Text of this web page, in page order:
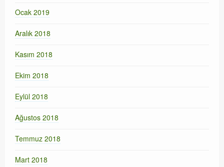
Ocak 2019
Aralık 2018
Kasım 2018
Ekim 2018
Eylül 2018
Ağustos 2018
Temmuz 2018
Mart 2018